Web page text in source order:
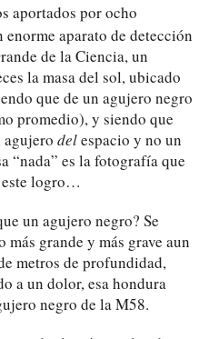
aportados por ocho
aparato de detección
de la Ciencia, un
la masa del sol, ubicado
que de un agujero negro
promedio), y siendo que
agujero delespacio y no un
“nada” es la fotografía que
este logro…
un agujero negro? Se
grande y más grave aun
metros de profundidad,
a un dolor, esa hondura
negro de la M58.